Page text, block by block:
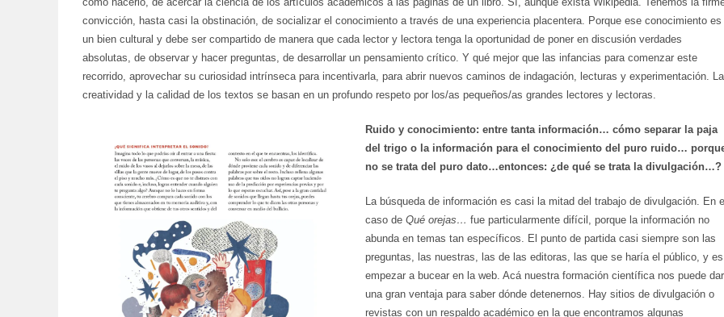
convicción, hasta casi la obstinación, de socializar el conocimiento a través de una experiencia placentera. Porque ese conocimiento es
un bien cultural y debe ser compartido de manera que cada lector y lectora tenga la oportunidad de poner en discusión verdades
absolutas, de observar y hacer preguntas, de desarrollar un pensamiento crítico. Y qué mejor que las infancias para comenzar este
recorrido, aprovechar su curiosidad intrínseca para incentivarla, para abrir nuevos caminos de indagación, lecturas y experimentación. La
creatividad y la calidad de los textos se basan en un profundo respeto por los/as pequeños/as grandes lectores y lectoras.
Ruido y conocimiento: entre tanta información… cómo separar la paja
del trigo o la información para el conocimiento del puro ruido…
no se trata del puro dato…entonces: ¿de qué se trata la divulgación…?
La búsqueda de información es casi la mitad del trabajo de divulgación. En
caso de Qué orejas… fue particularmente difícil, porque la información no
abunda en temas tan específicos. El punto de partida casi siempre son las
preguntas, las nuestras, las de las editoras, las que se haría el público, y es
empezar a bucear en la web. Acá nuestra formación científica nos puede dar
una gran ventaja para saber dónde detenernos. Hay sitios de divulgación o
revistas con un respaldo académico en la que encontramos algunas